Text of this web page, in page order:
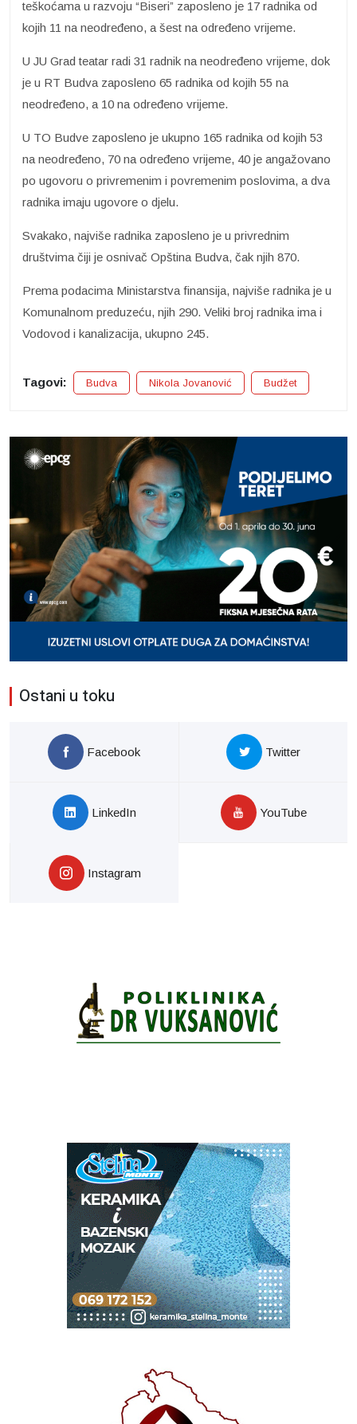
teškoćama u razvoju “Biseri” zaposleno je 17 radnika od
kojih 11 na neodređeno, a šest na određeno vrijeme.
U JU Grad teatar radi 31 radnik na neodređeno vrijeme, dok
je u RT Budva zaposleno 65 radnika od kojih 55 na
neodređeno, a 10 na određeno vrijeme.
U TO Budve zaposleno je ukupno 165 radnika od kojih 53
na neodređeno, 70 na određeno vrijeme, 40 je angažovano
po ugovoru o privremenim i povremenim poslovima, a dva
radnika imaju ugovore o djelu.
Svakako, najviše radnika zaposleno je u privrednim
društvima čiji je osnivač Opština Budva, čak njih 870.
Prema podacima Ministarstva finansija, najviše radnika je u
Komunalnom preduzeću, njih 290. Veliki broj radnika ima i
Vodovod i kanalizacija, ukupno 245.
Tagovi: Budva Nikola Jovanović Budžet
Ostani u toku
Facebook Twitter
LinkedIn YouTube
Instagram